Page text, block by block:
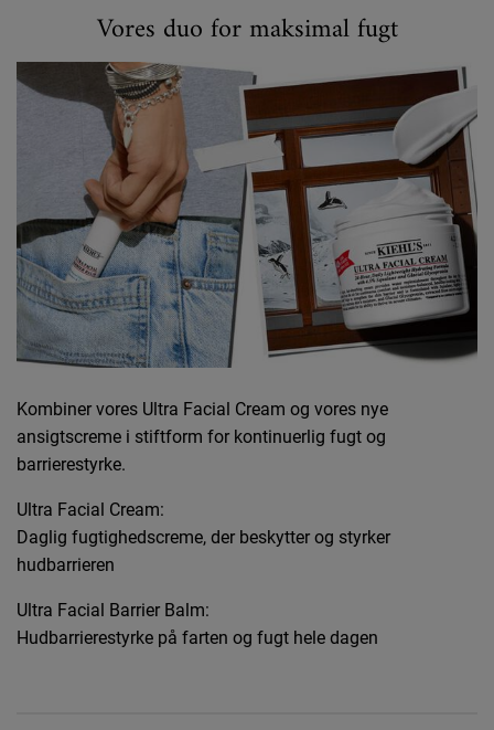
Vores duo for maksimal fugt
Kombiner vores Ultra Facial Cream og vores nye
ansigtscreme i stiftform for kontinuerlig fugt og
barrierestyrke.
Ultra Facial Cream:
Daglig fugtighedscreme, der beskytter og styrker
hudbarrieren
Ultra Facial Barrier Balm:
Hudbarrierestyrke på farten og fugt hele dagen